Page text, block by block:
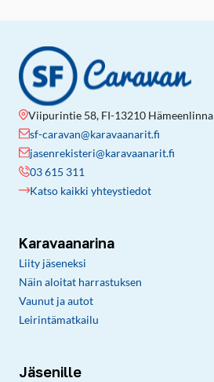
Viipurintie 58, FI-13210 Hämeenlinna
sf-caravan@karavaanarit.fi
jasenrekisteri@karavaanarit.fi
03 615 311
Katso kaikki yhteystiedot
Karavaanarina
Liity jäseneksi
Näin aloitat harrastuksen
Vaunut ja autot
Leirintämatkailu
Jäsenille